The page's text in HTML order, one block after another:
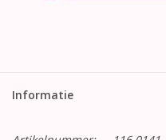
Informatie